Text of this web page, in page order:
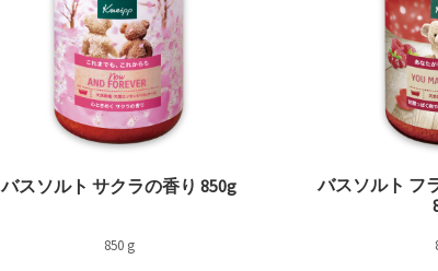
バスソルト サクラの香り 850g
850 g
バスソルト フ